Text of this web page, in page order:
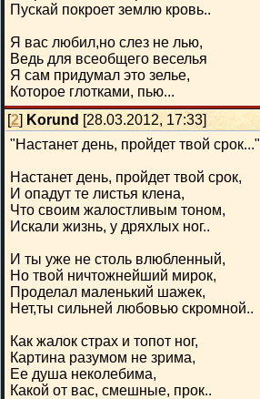
Пускай покроет землю кровь..
Я вас любил,но слез не лью,
Ведь для всеобщего веселья
Я сам придумал это зелье,
Которое глотками, пью...
[2] Korund [28.03.2012, 17:33]
"Настанет день, пройдет твой срок..."
Настанет день, пройдет твой срок,
И опадут те листья клена,
Что своим жалостливым тоном,
Искали жизнь, у дряхлых ног..
И ты уже не столь влюбленный,
Но твой ничтожнейший мирок,
Проделал маленький шажек,
Нет,ты сильней любовью скромной..
Как жалок страх и топот ног,
Картина разумом не зрима,
Ее душа неколебима,
Какой от вас, смешные, прок..